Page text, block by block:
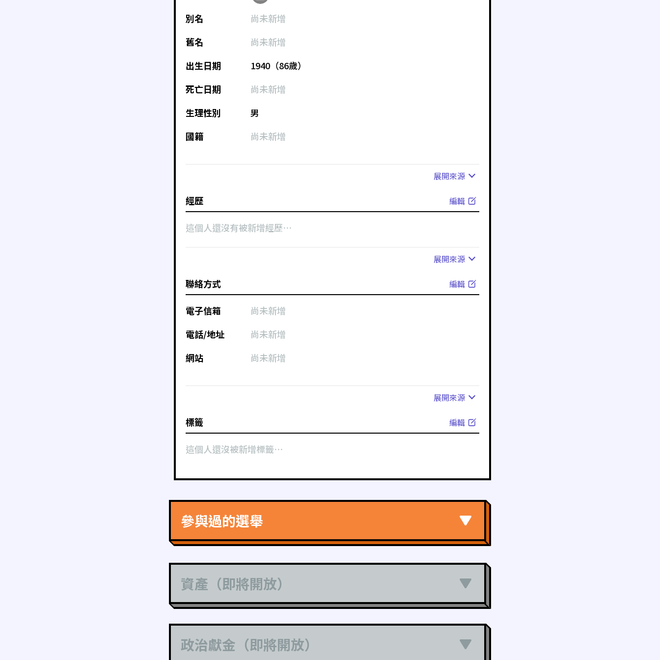
別名
尚未新增
舊名
尚未新增
出生日期
1940（86歲）
死亡日期
尚未新增
生理性別
男
國籍
尚未新增
展開來源
經歷 編輯
這個人還沒有被新增經歷⋯
展開來源
聯絡方式 編輯
電子信箱
尚未新增
電話/地址
尚未新增
網站
尚未新增
展開來源
標籤 編輯
這個人還沒被新增標籤⋯
參與過的選舉
資產（即將開放）
政治獻金（即將開放）